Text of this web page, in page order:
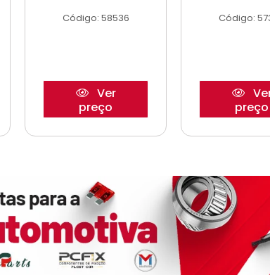
Código: 58536
Ver
preço
Código:
preço